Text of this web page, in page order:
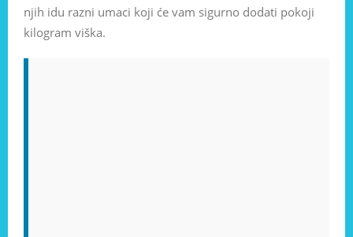
njih idu razni umaci koji će vam sigurno dodati pokoji
kilogram viška.